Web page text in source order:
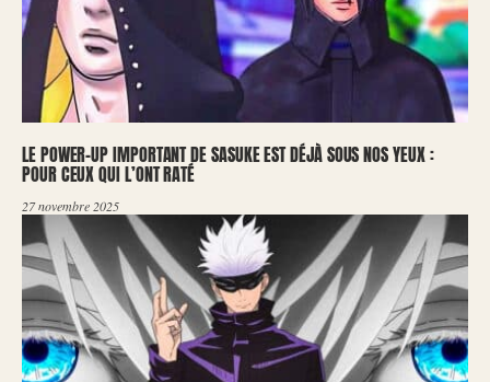
LE POWER-UP IMPORTANT DE SASUKE EST DÉJÀ SOUS NOS YEUX :
POUR CEUX QUI L’ONT RATÉ
27 novembre 2025